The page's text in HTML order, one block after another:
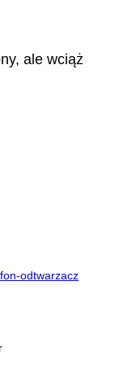
ale wciąż
odtwarzacz